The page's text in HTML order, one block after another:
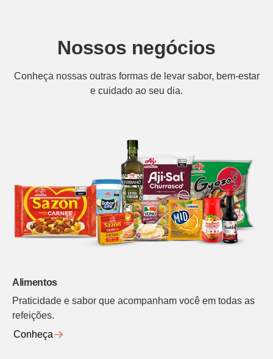
Nossos negócios
Conheça nossas outras formas de levar sabor, bem-estar
e cuidado ao seu dia.
Alimentos
Praticidade e sabor que acompanham você em todas as
refeições.
Conheça